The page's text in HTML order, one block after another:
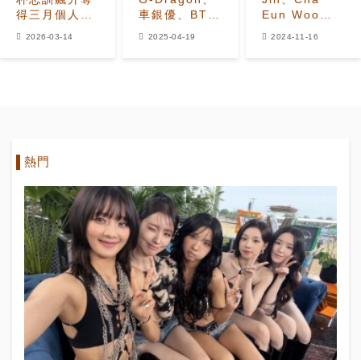
得三月個人男
2026-03-14
車銀優、BTS
2025-04-19
Eun Woo、
2024-11-16
熱門